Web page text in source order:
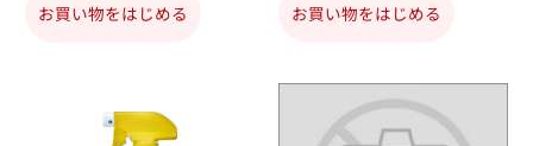
お買い物をはじめる お買い物をはじめる